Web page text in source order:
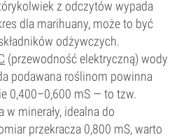
z odczytów wypada
dla marihuany, może to być
odżywczych.
(przewodność elektryczną) wody
podawana roślinom powinna
0,400–0,600 mS — to tzw.
w minerały, idealna do
przekracza 0,800 mS, warto